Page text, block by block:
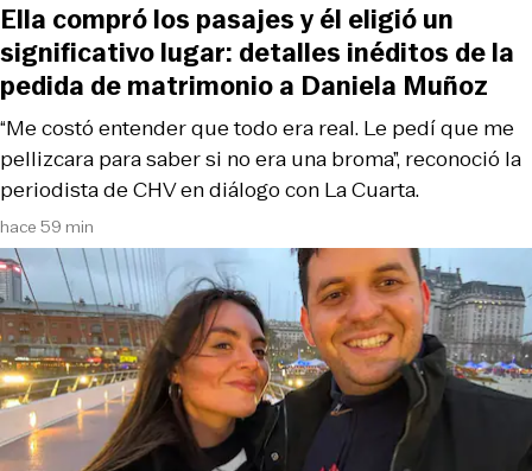
hace 59 min
“Me costó entender que todo era real. Le pedí que me
pellizcara para saber si no era una broma”, reconoció la
periodista de CHV en diálogo con La Cuarta.
Ella compró los pasajes y él eligió un
significativo lugar: detalles inéditos de la
pedida de matrimonio a Daniela Muñoz